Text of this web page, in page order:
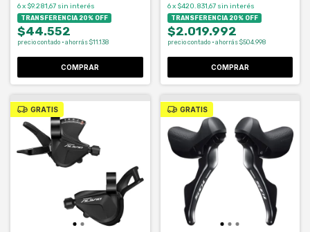
6x $9.281,67 sin interés
TRANSFERENCIA 20% OFF
$44.552
precio contado · ahorrás $11.138
COMPRAR
6 x $420.831,67 sin interés
TRANSFERENCIA 20% OFF
$2.019.992
precio contado · ahorrás $504.998
GRATIS GRATIS